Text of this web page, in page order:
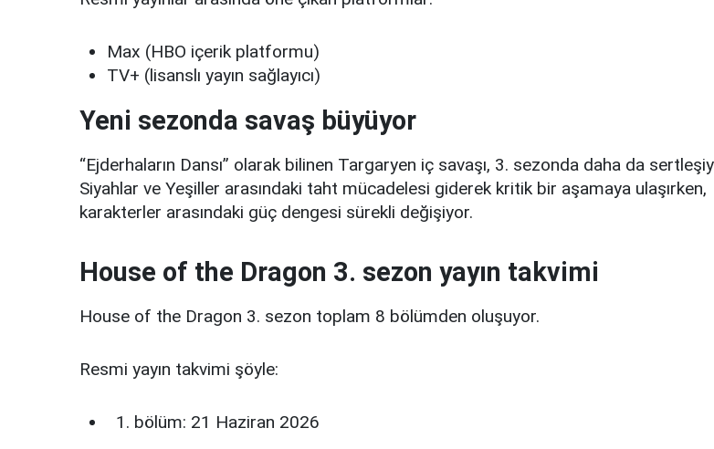
Max (HBO içerik platformu)
TV+ (lisanslı yayın sağlayıcı)
Yeni sezonda savaş büyüyor
“Ejderhaların Dansı” olarak bilinen Targaryen iç savaşı, 3. sezonda daha da
Siyahlar ve Yeşiller arasındaki taht mücadelesi giderek kritik bir aşamaya ulaşırken,
karakterler arasındaki güç dengesi sürekli değişiyor.
House of the Dragon 3. sezon yayın takvimi
House of the Dragon 3. sezon toplam 8 bölümden oluşuyor.
Resmi yayın takvimi şöyle:
bölüm: 21 Haziran 2026